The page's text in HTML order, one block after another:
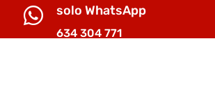
 solo WhatsApp
634 304 771